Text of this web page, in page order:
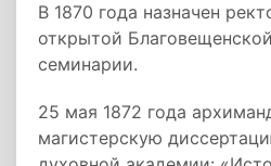
В 1870 года назначен
открытой
семинарии.
25 мая 1872 года
магистерскую